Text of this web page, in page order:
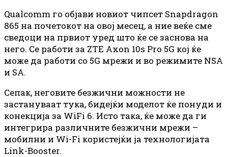
Qualcomm го објави новиот чипсет Snapdragon
865 на почетокот на овој месец, а ние веќе сме
сведоци на првиот уред што ќе се заснова на
него. Се работи за ZTE Axon 10s Pro 5G кој ќе
може да работи со 5G мрежи и во режимите NSA
и SA.
Сепак, неговите безжични можности не
застануваат тука, бидејќи моделот ќе понуди и
конекција за WiFi 6. Исто така, ќе може да ги
интегрира различните безжични мрежи –
мобилни и Wi-Fi користејќи ја технологијата
Link-Booster.